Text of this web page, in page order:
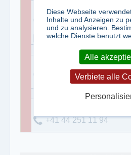
Franziska Dörig
0041 1 261 10 94
0041 1 251 11 94
Peter Rusterholz
+41 44 251 11 94
+41 44 251 11 94
Diese Webseite
Inhalte und Anzeigen zu
und zu analysieren.
welche Dienste benutzt
Alle
Verbiete alle